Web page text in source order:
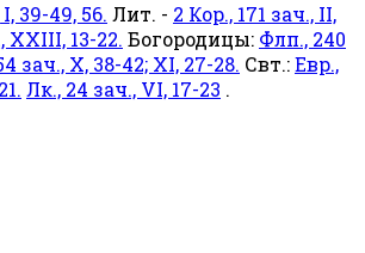
39-49, 56. Лит. - 2 Кор., 171 зач., II,
XXIII, 13-22. Богородицы: Флп., 240
зач., X, 38-42; XI, 27-28. Свт.:Евр.,
Лк., 24 зач., VI, 17-23 .